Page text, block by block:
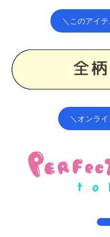
＼このアイ
＼オンラ